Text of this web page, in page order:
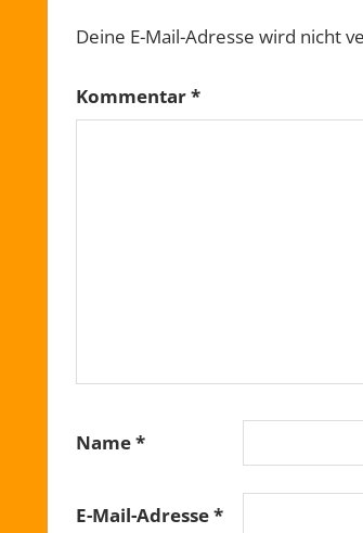
Deine E-Mail-Adresse wird nicht
Kommentar*
Name*
E-Mail-Adresse*